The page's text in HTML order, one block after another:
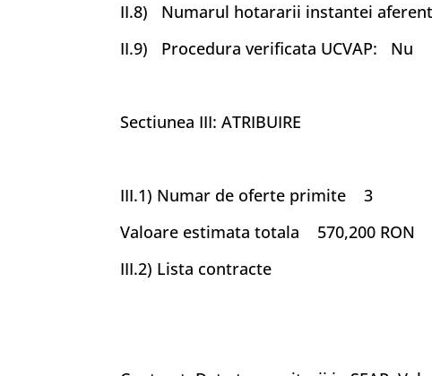
II.8) Numarul hotararii instantei
II.9) Procedura verificata UCVAP: Nu
Sectiunea III: ATRIBUIRE
III.1) Numar de oferte primite 3
Valoare estimata totala 570,200 RON
III.2) Lista contracte